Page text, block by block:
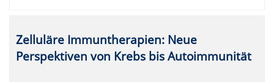
Zelluläre Immuntherapien: Neue
Perspektiven von Krebs bis Autoimmunität